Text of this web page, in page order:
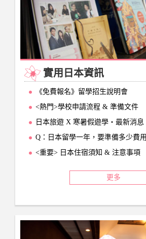
實用日本資訊
《免費報名》留學招生說明會
<熱門>學校申請流程 & 準備文件
日本旅遊 X 寒暑假遊學‧最新消息
Q：日本留學一年，要準備多少費
<重要> 日本住宿須知 & 注意事項
更多